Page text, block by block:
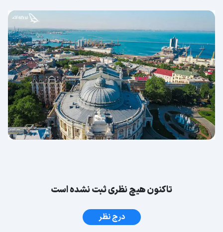
تاکنون هیچ نظری ثبت نشده است
درج نظر